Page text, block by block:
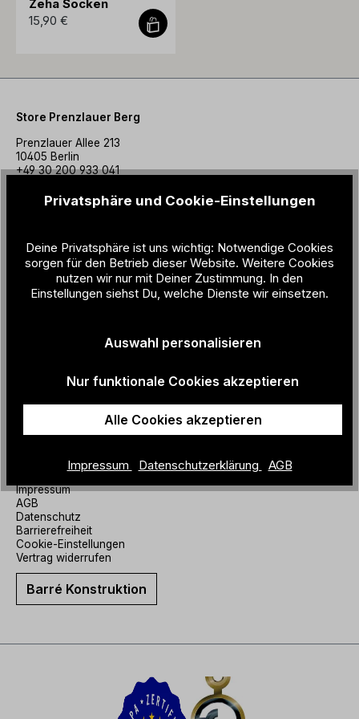
Zeha Socken
15,90 €
Store Prenzlauer Berg
Prenzlauer Allee 213
10405 Berlin
+49 30 200 933 041
Mo–Fr 11–19 Uhr Sa 10–18 Uhr
Store Kreuzberg
Friesenstraße 7
10965 Berlin
+49 30 200 933 042
Widerrufsbelehrung
Impressum
AGB
Datenschutz
Barrierefreiheit
Cookie-Einstellungen
Vertrag widerrufen
Barré Konstruktion
Privatsphäre und Cookie-Einstellungen
Deine Privatsphäre ist uns wichtig: Notwendige Cookies
sorgen für den Betrieb dieser Website. Weitere Cookies
nutzen wir nur mit Deiner Zustimmung. In den
Einstellungen siehst Du, welche Dienste wir einsetzen.
Auswahl personalisieren
Nur funktionale Cookies akzeptieren
Alle Cookies akzeptieren
Impressum Datenschutzerklärung AGB